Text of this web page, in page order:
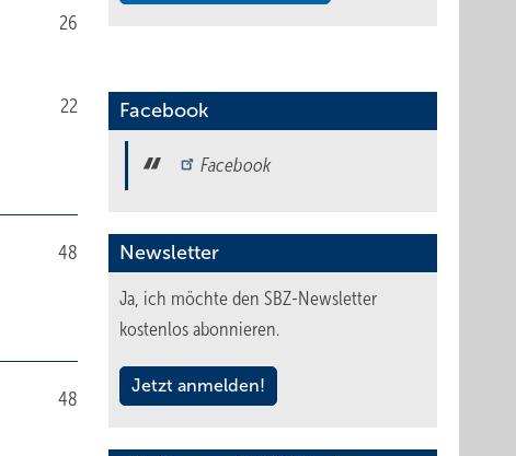
26
22
48
48
Facebook
Facebook
Newsletter
Ja, ich möchte den SBZ-Newsletter
kostenlos abonnieren.
Jetzt anmelden!